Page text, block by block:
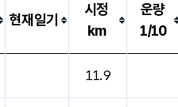
현재일기
시정
km
운량
1/10
11.9